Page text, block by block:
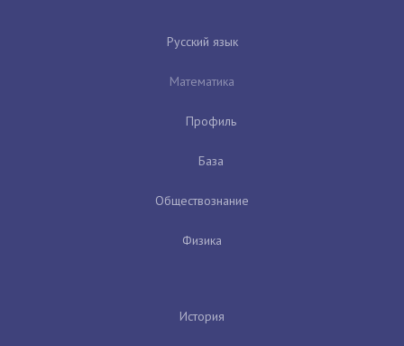
Русский язык
Математика
Профиль
База
Обществознание
Физика
История